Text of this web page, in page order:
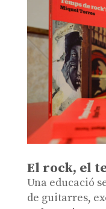
El rock, el
Una educació
de guitarres,